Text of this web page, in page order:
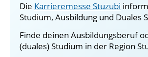
Die Karrieremesse Stuzubi
Studium, Ausbildung und Duales
Finde deinen Ausbildungsberuf
(duales) Studium in der Region